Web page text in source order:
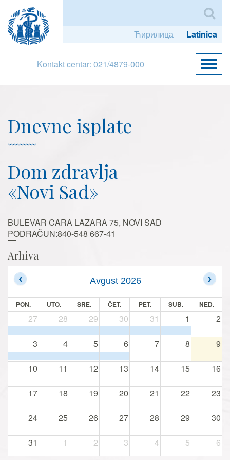
Ћирилица Latinica
Kontakt centar: 021/4879-000
Dnevne isplate
Dom zdravlja
«Novi Sad»
BULEVAR CARA LAZARA 75, NOVI SAD
PODRAČUN:840-548 667-41
Arhiva
Avgust 2026
PON. UTO. SRE. ČET. PET. SUB. NED.
27 28 29 30 31 1 2
3 4 5 6 7 8 9
10 11 12 13 14 15 16
17 18 19 20 21 22 23
24 25 26 27 28 29 30
31 1 2 3 4 5 6